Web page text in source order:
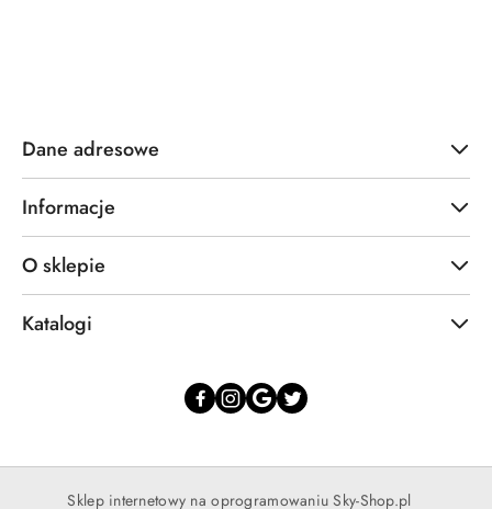
Dane adresowe
Informacje
O sklepie
Katalogi
Sklep internetowy na oprogramowaniu Sky-Shop.pl